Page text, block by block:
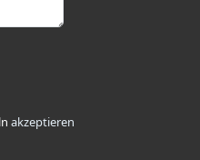
akzeptieren